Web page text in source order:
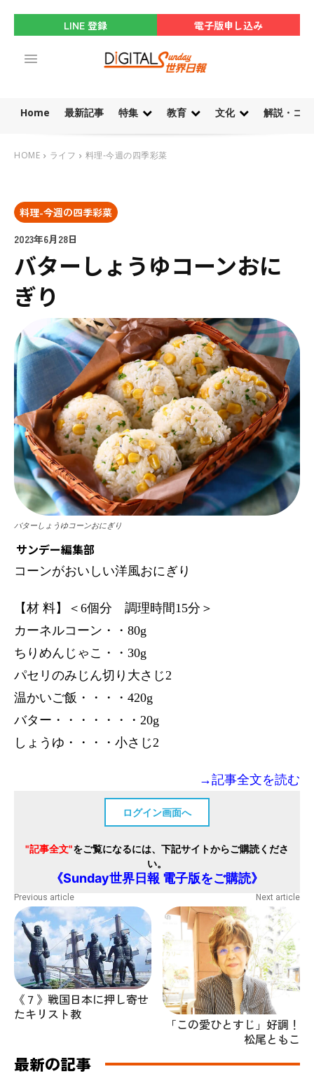
LINE 登録 電子版申し込み
Home 最新記事 特集 教育 文化 解説・コ
HOME ライフ 料理-今週の四季彩菜
料理-今週の四季彩菜
2023年6月28日
バターしょうゆコーンおに
ぎり
バターしょうゆコーンおにぎり
サンデー編集部
コーンがおいしい洋風おにぎり
【材 料】＜6個分 調理時間15分＞
カーネルコーン・・80g
ちりめんじゃこ・・30g
パセリのみじん切り大さじ2
温かいご飯・・・・420g
バター・・・・・・・20g
しょうゆ・・・・小さじ2
→記事全文を読む
ログイン画面へ
"記事全文"をご覧になるには、下記サイトからご購読くださ
い。
《Sunday世界日報 電子版をご購読》
Previous article
《７》戦国日本に押し寄せ
たキリスト教
Next article
「この愛ひとすじ」好調！
松尾ともこ
最新の記事